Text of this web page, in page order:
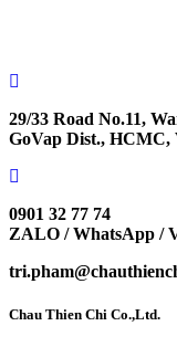
29/33 Road No.11,
GoVap Dist., HCMC,
0901 32 77 74
ZALO / WhatsApp /
Chau Thien Chi Co.,Ltd.